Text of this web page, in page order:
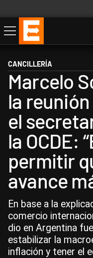
Economía
Política
Internacional
Actualidad
Descargá la App
CANCILLERÍA
Marcelo
la
el
la OCDE:
permitir
avance
En base a la
comercio
dio en Argentina
estabilizar la
inflación y tener el